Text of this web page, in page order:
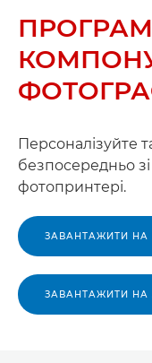
Персоналізуйте
безпосередньо
фотопринтері.
ЗАВАНТАЖИТИ НА
ЗАВАНТАЖИТИ НА